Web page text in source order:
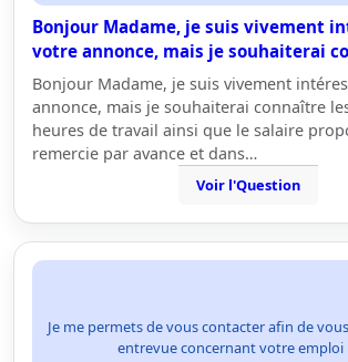
Bonjour Madame, je suis vivement
votre annonce, mais je souhaiterai
Bonjour Madame, je suis vivement
annonce, mais je souhaiterai connaître
heures de travail ainsi que le salaire
remercie par avance et dans…
Voir l'Question
Je me permets de vous contacter afin de
entrevue concernant votre emploi